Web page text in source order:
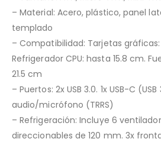
– Material: Acero, plástico, panel
templado
– Compatibilidad: Tarjetas
Refrigerador CPU: hasta 15.8 cm.
21.5 cm
– Puertos: 2x USB 3.0. 1x USB-C
audio/micrófono (TRRS)
– Refrigeración: Incluye 6
direccionables de 120 mm. 3x